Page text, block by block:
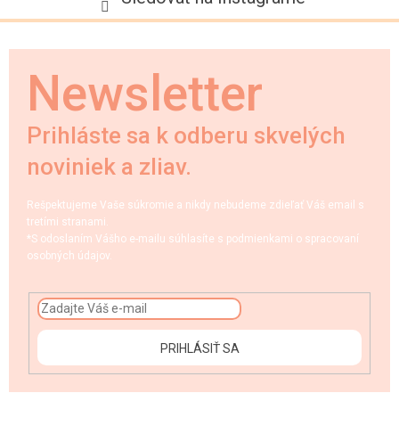
Newsletter
Prihláste sa k odberu skvelých
noviniek a zliav.
Rešpektujeme Vaše súkromie a nikdy nebudeme zdieľať Váš email s
tretími stranami.
*S odoslaním Vášho e-mailu súhlasíte s podmienkami o spracovaní
osobných údajov.
PRIHLÁSIŤ SA